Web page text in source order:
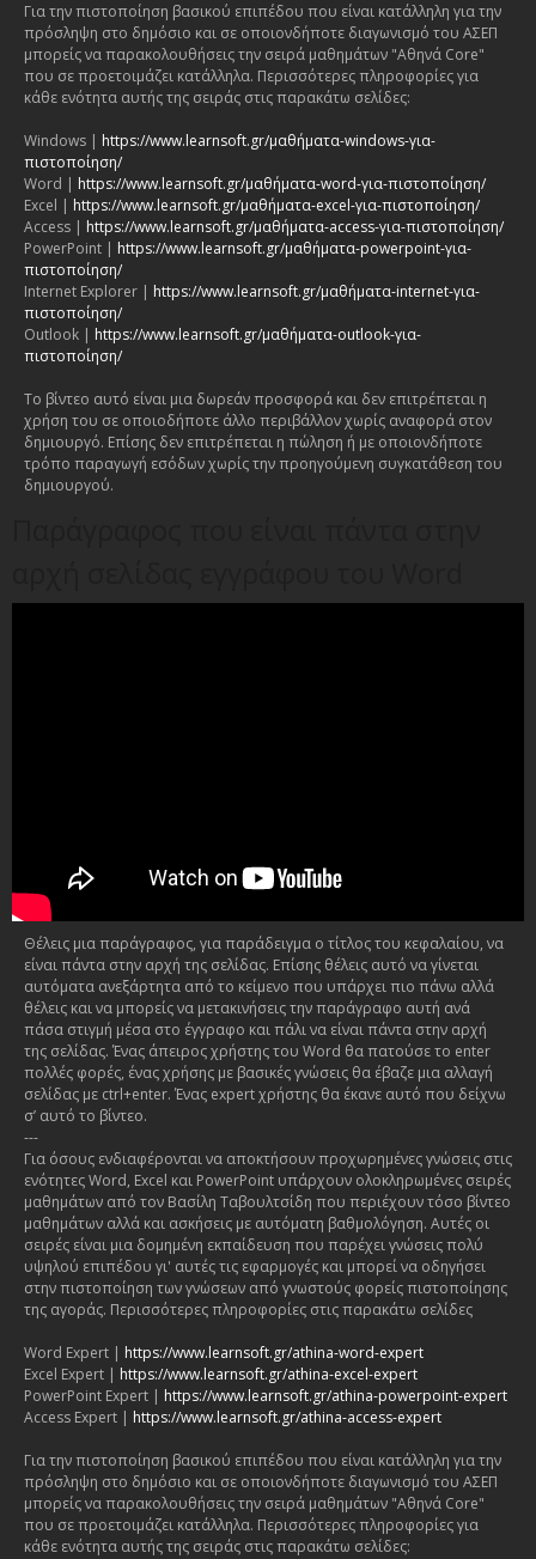
Για την πιστοποίηση βασικού επιπέδου που είναι κατάλληλη για την
πρόσληψη στο δημόσιο και σε οποιονδήποτε διαγωνισμό του ΑΣΕΠ
μπορείς να παρακολουθήσεις την σειρά μαθημάτων "Αθηνά Core"
που σε προετοιμάζει κατάλληλα. Περισσότερες πληροφορίες για
κάθε ενότητα αυτής της σειράς στις παρακάτω σελίδες:
Windows | https://www.learnsoft.gr/μαθήματα-windows-για-
πιστοποίηση/
Word | https://www.learnsoft.gr/μαθήματα-word-για-πιστοποίηση/
Excel | https://www.learnsoft.gr/μαθήματα-excel-για-πιστοποίηση/
Access | https://www.learnsoft.gr/μαθήματα-access-για-πιστοποίηση/
PowerPoint | https://www.learnsoft.gr/μαθήματα-powerpoint-για-
πιστοποίηση/
Internet Explorer | https://www.learnsoft.gr/μαθήματα-internet-για-
πιστοποίηση/
Outlook | https://www.learnsoft.gr/μαθήματα-outlook-για-
πιστοποίηση/
Το βίντεο αυτό είναι μια δωρεάν προσφορά και δεν επιτρέπεται η
χρήση του σε οποιοδήποτε άλλο περιβάλλον χωρίς αναφορά στον
δημιουργό. Επίσης δεν επιτρέπεται η πώληση ή με οποιονδήποτε
τρόπο παραγωγή εσόδων χωρίς την προηγούμενη συγκατάθεση του
δημιουργού.
Θέλεις μια παράγραφος, για παράδειγμα ο τίτλος του κεφαλαίου, να
είναι πάντα στην αρχή της σελίδας. Επίσης θέλεις αυτό να γίνεται
αυτόματα ανεξάρτητα από το κείμενο που υπάρχει πιο πάνω αλλά
θέλεις και να μπορείς να μετακινήσεις την παράγραφο αυτή ανά
πάσα στιγμή μέσα στο έγγραφο και πάλι να είναι πάντα στην αρχή
της σελίδας. Ένας άπειρος χρήστης του Word θα πατούσε το enter
πολλές φορές, ένας χρήσης με βασικές γνώσεις θα έβαζε μια αλλαγή
σελίδας με ctrl+enter. Ένας expert χρήστης θα έκανε αυτό που δείχνω
σ’ αυτό το βίντεο.
---
Για όσους ενδιαφέρονται να αποκτήσουν προχωρημένες γνώσεις στις
ενότητες Word, Excel και PowerPoint υπάρχουν ολοκληρωμένες σειρές
μαθημάτων από τον Βασίλη Ταβουλτσίδη που περιέχουν τόσο βίντεο
μαθημάτων αλλά και ασκήσεις με αυτόματη βαθμολόγηση. Αυτές οι
σειρές είναι μια δομημένη εκπαίδευση που παρέχει γνώσεις πολύ
υψηλού επιπέδου γι' αυτές τις εφαρμογές και μπορεί να οδηγήσει
στην πιστοποίηση των γνώσεων από γνωστούς φορείς πιστοποίησης
της αγοράς. Περισσότερες πληροφορίες στις παρακάτω σελίδες
Word Expert | https://www.learnsoft.gr/athina-word-expert
Excel Expert | https://www.learnsoft.gr/athina-excel-expert
PowerPoint Expert | https://www.learnsoft.gr/athina-powerpoint-expert
Access Expert | https://www.learnsoft.gr/athina-access-expert
Για την πιστοποίηση βασικού επιπέδου που είναι κατάλληλη για την
πρόσληψη στο δημόσιο και σε οποιονδήποτε διαγωνισμό του ΑΣΕΠ
μπορείς να παρακολουθήσεις την σειρά μαθημάτων "Αθηνά Core"
που σε προετοιμάζει κατάλληλα. Περισσότερες πληροφορίες για
κάθε ενότητα αυτής της σειράς στις παρακάτω σελίδες: